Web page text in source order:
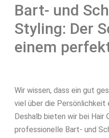
Bart- und
Styling: Der
einem
Wir wissen, dass ein gut
viel über die Persönlichkeit
Deshalb bieten wir bei Hair
professionelle Bart- und